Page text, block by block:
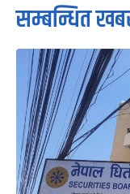
सम्बन्धित